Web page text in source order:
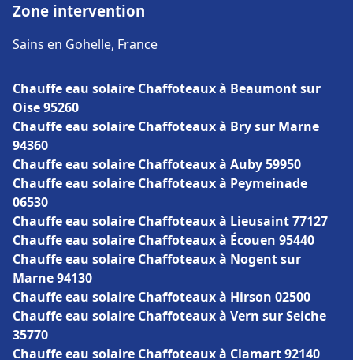
Zone intervention
Sains en Gohelle, France
Chauffe eau solaire Chaffoteaux à Beaumont sur
Oise 95260
Chauffe eau solaire Chaffoteaux à Bry sur Marne
94360
Chauffe eau solaire Chaffoteaux à Auby 59950
Chauffe eau solaire Chaffoteaux à Peymeinade
06530
Chauffe eau solaire Chaffoteaux à Lieusaint 77127
Chauffe eau solaire Chaffoteaux à Écouen 95440
Chauffe eau solaire Chaffoteaux à Nogent sur
Marne 94130
Chauffe eau solaire Chaffoteaux à Hirson 02500
Chauffe eau solaire Chaffoteaux à Vern sur Seiche
35770
Chauffe eau solaire Chaffoteaux à Clamart 92140